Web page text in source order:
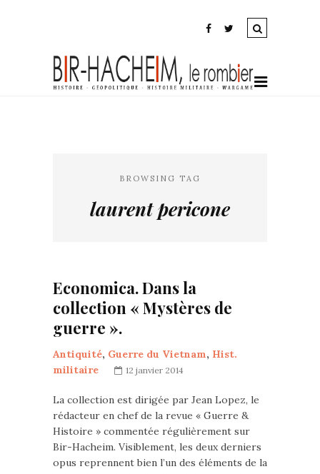
BROWSING TAG
laurent pericone
Economica. Dans la
collection « Mystères de
guerre ».
Antiquité, Guerre du Vietnam, Hist.
militaire
12 janvier 2014
La collection est dirigée par Jean Lopez, le
rédacteur en chef de la revue « Guerre &
Histoire » commentée régulièrement sur
Bir-Hacheim. Visiblement, les deux derniers
opus reprennent bien l’un des éléments de la